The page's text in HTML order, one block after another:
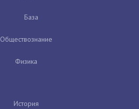
База
Обществознание
Физика
История